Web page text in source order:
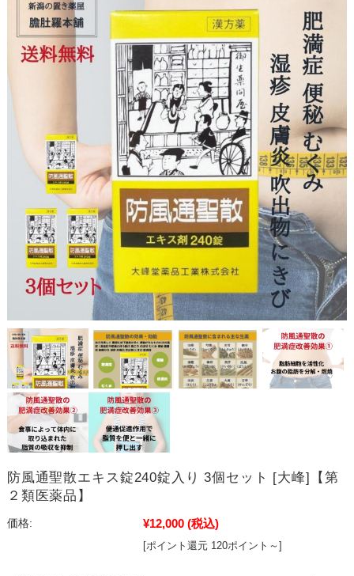
防風通聖散エキス錠240錠入り 3個セット [大峰]【第
２類医薬品】
価格: ¥12,000 (税込)
[ポイント還元 120ポイント～]